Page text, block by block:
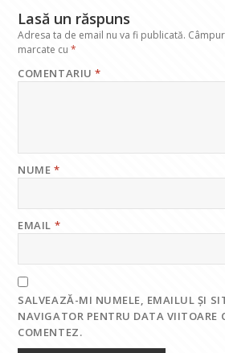
Lasă un răspuns
Adresa ta de email nu va fi publicată.
marcate cu*
COMENTARIU*
NUME*
EMAIL *
SALVEAZĂ-MI NUMELE, EMAILUL ȘI
NAVIGATOR PENTRU DATA VIITOARE
COMENTEZ.